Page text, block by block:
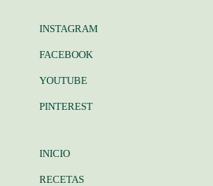
INSTAGRAM
FACEBOOK
YOUTUBE
PINTEREST
INICIO
RECETAS